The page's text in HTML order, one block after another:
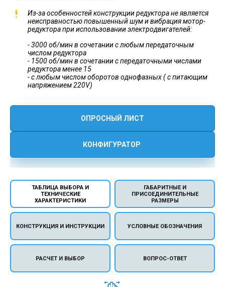
Из-за особенностей конструкции редуктора не является
неисправностью повышенный шум и вибрация мотор-
редуктора при использовании электродвигателей:
- 3000 об/мин в сочетании с любым передаточным
числом редуктора
- 1500 об/мин в сочетании с передаточными числами
редуктора менее 15
- с любым числом оборотов однофазных ( с питающим
напряжением 220V)
ОПРОСНЫЙ ЛИСТ
КОНФИГУРАТОР
ТАБЛИЦА ВЫБОРА И
ТЕХНИЧЕСКИЕ
ХАРАКТЕРИСТИКИ
ГАБАРИТНЫЕ И
ПРИСОЕДИНИТЕЛЬНЫЕ
РАЗМЕРЫ
КОНСТРУКЦИЯ И ИНСТРУКЦИИ УСЛОВНЫЕ ОБОЗНАЧЕНИЯ
РАСЧЕТ И ВЫБОР ВОПРОС-ОТВЕТ